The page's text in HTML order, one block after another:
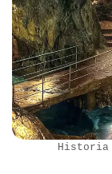
Historia